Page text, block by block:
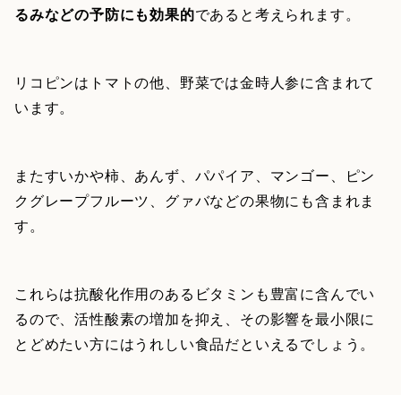
るみなどの予防にも効果的であると考えられます。
リコピンはトマトの他、野菜では金時人参に含まれて
います。
またすいかや柿、あんず、パパイア、マンゴー、ピン
クグレープフルーツ、グァバなどの果物にも含まれま
す。
これらは抗酸化作用のあるビタミンも豊富に含んでい
るので、活性酸素の増加を抑え、その影響を最小限に
とどめたい方にはうれしい食品だといえるでしょう。